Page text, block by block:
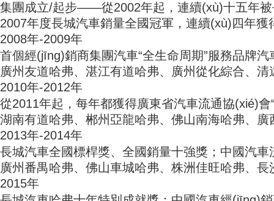
集團成立/起步——從2002年起，連續(xù)十五年
2007年度長城汽車銷量全國冠軍，連續(xù)四年
2008年-2009年
首個經(jīng)銷商集團汽車“全生命周期”服務品牌
廣州友道哈弗、湛江有道哈弗、廣州從化綜合
2010年-2012年
從2011年起，每年都獲得廣東省汽車流通協(xié)
湖南有道哈弗、郴州亞龍哈弗、佛山南海哈弗
2013年-2014年
長城汽車全國標桿獎、全國銷量十強獎；中國汽
廣州番禺哈弗、佛山車城哈弗、株洲佳旺哈弗
2015年